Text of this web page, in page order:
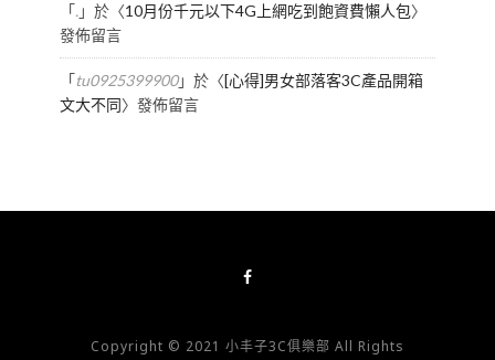
「.」於〈10月份千元以下4G上網吃到飽資費懶人包〉
發佈留言
「tu0925399900」於〈[心得]男女部落客3C產品開箱
文大不同〉發佈留言
Copyright © 2021 小丰子3C俱樂部 All Rights